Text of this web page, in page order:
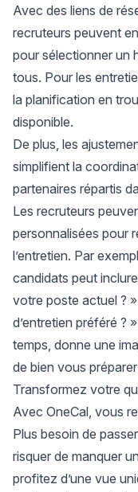
Avec des liens de
recruteurs peuvent
pour sélectionner un
tous. Pour les
la planification en
disponible.
De plus, les
simplifient la
partenaires répartis
Les recruteurs
personnalisées pour
l’entretien. Par
candidats peut
votre poste actuel ?
d’entretien préféré ?
temps, donne une
de bien vous
Transformez votre
Avec OneCal, vous
Plus besoin de
risquer de manquer
profitez d’une vue